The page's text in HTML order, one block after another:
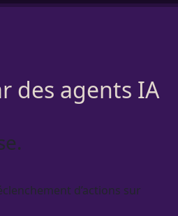
des agents IA
d’actions sur